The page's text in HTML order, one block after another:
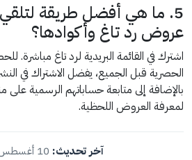
5. ما هي أفضل طريقة
عروض رد تاغ وأكوادها؟
اشترك في القائمة البريدية لرد تاغ مباشرة.
الحصرية قبل الجميع، يفضل الاشتراك في
بالإضافة إلى متابعة حساباتهم الرسمية
لمعرفة العروض اللحظية.
آخر تحديث: